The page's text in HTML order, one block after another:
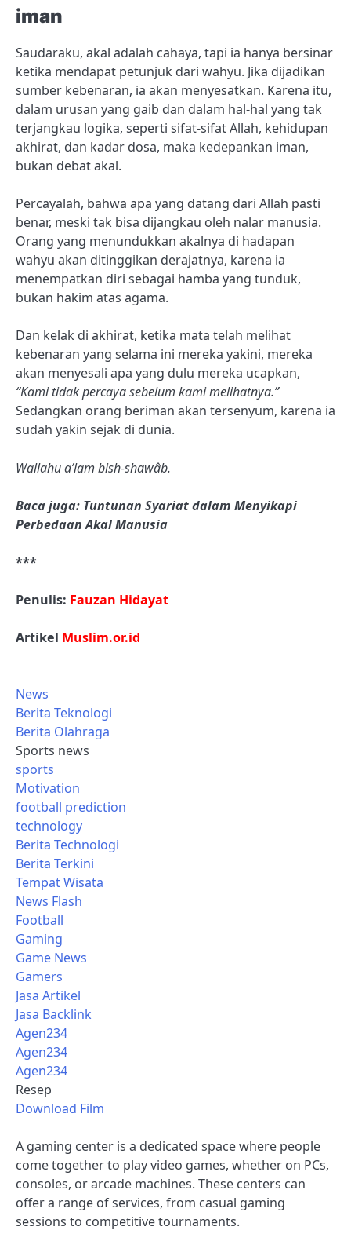
iman
Saudaraku, akal adalah cahaya, tapi ia hanya bersinar
ketika mendapat petunjuk dari wahyu. Jika dijadikan
sumber kebenaran, ia akan menyesatkan. Karena itu,
dalam urusan yang gaib dan dalam hal-hal yang tak
terjangkau logika, seperti sifat-sifat Allah, kehidupan
akhirat, dan kadar dosa, maka kedepankan iman,
bukan debat akal.
Percayalah, bahwa apa yang datang dari Allah pasti
benar, meski tak bisa dijangkau oleh nalar manusia.
Orang yang menundukkan akalnya di hadapan
wahyu akan ditinggikan derajatnya, karena ia
menempatkan diri sebagai hamba yang tunduk,
bukan hakim atas agama.
Dan kelak di akhirat, ketika mata telah melihat
kebenaran yang selama ini mereka yakini, mereka
akan menyesali apa yang dulu mereka ucapkan,
“Kami tidak percaya sebelum kami melihatnya.”
Sedangkan orang beriman akan tersenyum, karena ia
sudah yakin sejak di dunia.
Wallahu a’lam bish-shawâb.
Baca juga: Tuntunan Syariat dalam Menyikapi
Perbedaan Akal Manusia
***
Penulis: Fauzan Hidayat
Artikel Muslim.or.id
News
Berita Teknologi
Berita Olahraga
Sports news
sports
Motivation
football prediction
technology
Berita Technologi
Berita Terkini
Tempat Wisata
News Flash
Football
Gaming
Game News
Gamers
Jasa Artikel
Jasa Backlink
Agen234
Agen234
Agen234
Resep
Download Film
A gaming center is a dedicated space where people
come together to play video games, whether on PCs,
consoles, or arcade machines. These centers can
offer a range of services, from casual gaming
sessions to competitive tournaments.